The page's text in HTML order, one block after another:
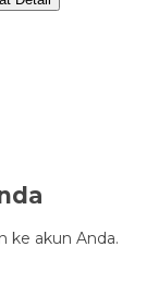
ke akun Anda.